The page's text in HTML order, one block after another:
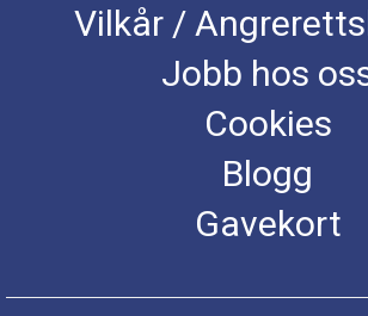
Vilkår /
Jobb hos
Cookies
Blogg
Gavekort